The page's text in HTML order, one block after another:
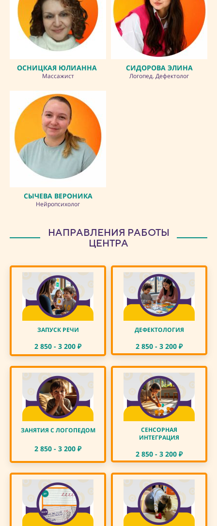
ОСНИЦКАЯ ЮЛИАННА
Массажист
СИДОРОВА ЭЛИНА
Логопед. Дефектолог
СЫЧЕВА ВЕРОНИКА
Нейропсихолог
НАПРАВЛЕНИЯ РАБОТЫ
ЦЕНТРА
ЗАПУСК РЕЧИ
2 850 - 3 200 ₽
ДЕФЕКТОЛОГИЯ
2 850 - 3 200 ₽
ЗАНЯТИЯ С ЛОГОПЕДОМ
2 850 - 3 200 ₽
СЕНСОРНАЯ
ИНТЕГРАЦИЯ
2 850 - 3 200 ₽